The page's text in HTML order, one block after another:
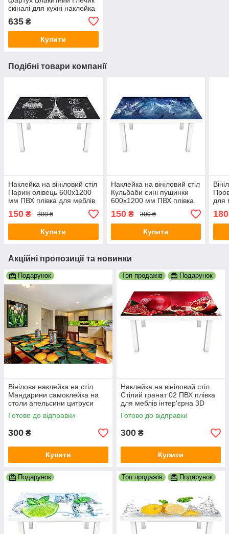
скіналі для кухні наклейка
гарбуз Бежевий 600х2500
мм
635 ₴
Купити
Подібні товари компанії
Наклейка на вініловий стіл
Париж олівець 600х1200
мм ПВХ плівка для меблів
інтер'єрна 3D
150 ₴ 300 ₴
Купити
Наклейка на вініловий стіл
Кульбаби сині пушинки
600х1200 мм ПВХ плівка
для меблів інтер'єрна 3D
150₴ 300 ₴
Купити
для
180
Акційні пропозиції та новинки
Подарунок
Вінілова наклейка на стіл
Мандарини самоклейка на
столи апельсини цитруси
помаранчевий принт
600х1200 мм
Готово до відправки
300 ₴
Купити
Топ продажів Подарунок
Наклейка на вініловий стіл
Стілий гранат 02 ПВХ плівка
для меблів інтер'єрна 3D
червоні зерна 600х1200 мм
Готово до відправки
300 ₴
Купити
Подарунок Топ продажів Подарунок